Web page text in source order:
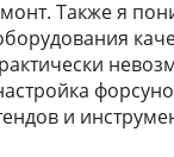
Также я
и